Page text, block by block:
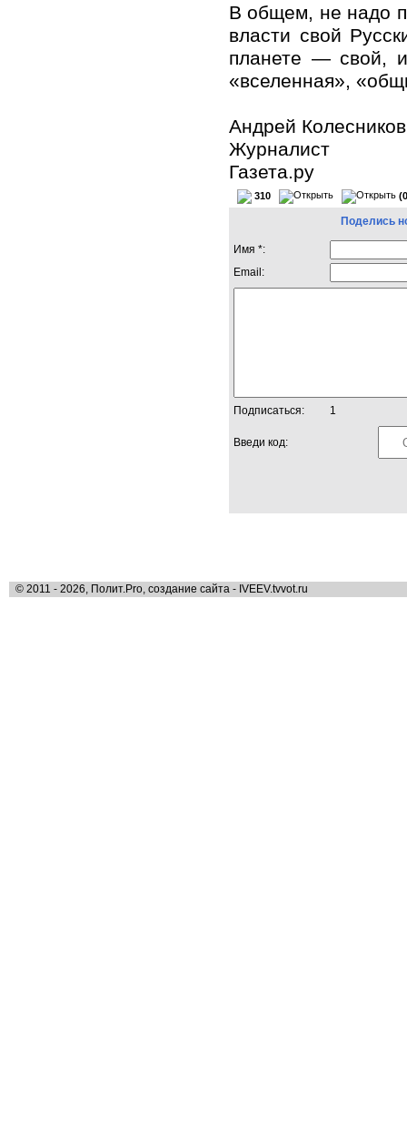
В общем, не надо
власти свой
планете — свой,
«вселенная»,
Андрей Колесников
Журналист
Газета.ру
310
Поделись
Имя *:
Email:
Подписаться: 1
Введи код:
© 2011 - 2026, Полит.Pro, создание сайта - IVEEV.tvvot.ru